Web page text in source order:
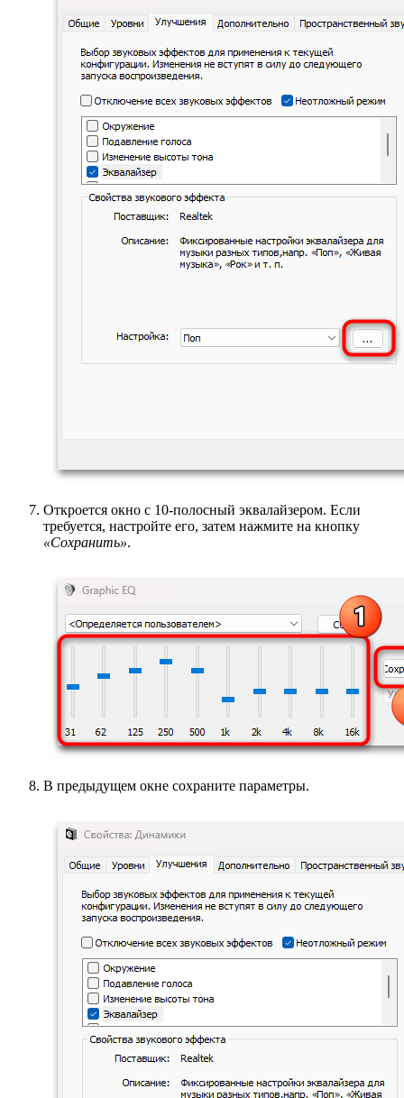
Откроется окно с 10-полосный эквалайзером. Если
требуется, настройте его, затем нажмите на кнопку
«Сохранить».
В предыдущем окне сохраните параметры.